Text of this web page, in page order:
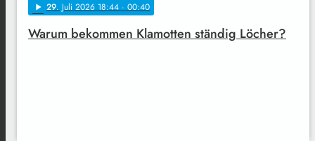
play_arrow 29. Juli 2026 18:44 · 00:40
Warum bekommen Klamotten ständig Löcher?